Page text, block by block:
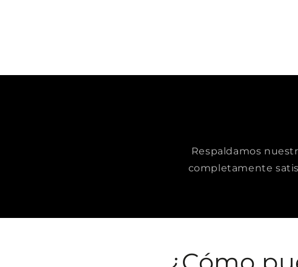
Respaldamos
completamente